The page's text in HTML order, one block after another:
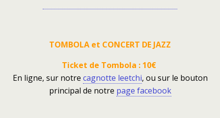
TOMBOLA et CONCERT DE JAZZ
Ticket de Tombola : 10€
En ligne, sur notre cagnotte leetchi, ou sur le bouton
principal de notre page facebook